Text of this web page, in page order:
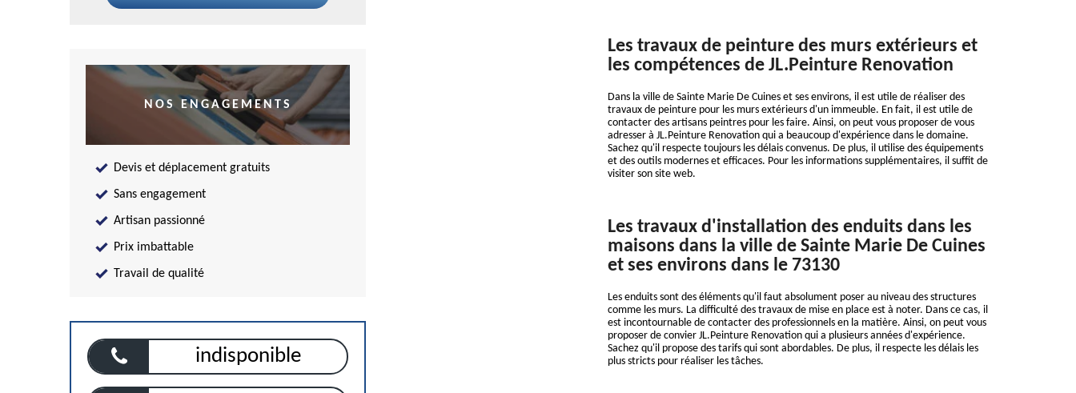
NOS ENGAGEMENTS
Devis et déplacement gratuits
Sans engagement
Artisan passionné
Prix imbattable
Travail de qualité
indisponible
Les travaux de peinture des murs extérieurs et
les compétences de JL.Peinture Renovation
Dans la ville de Sainte Marie De Cuines et ses environs, il est utile de réaliser des
travaux de peinture pour les murs extérieurs d'un immeuble. En fait, il est utile de
contacter des artisans peintres pour les faire. Ainsi, on peut vous proposer de vous
adresser à JL.Peinture Renovation qui a beaucoup d'expérience dans le domaine.
Sachez qu'il respecte toujours les délais convenus. De plus, il utilise des équipements
et des outils modernes et efficaces. Pour les informations supplémentaires, il suffit de
visiter son site web.
Les travaux d'installation des enduits dans les
maisons dans la ville de Sainte Marie De Cuines
et ses environs dans le 73130
Les enduits sont des éléments qu'il faut absolument poser au niveau des structures
comme les murs. La difficulté des travaux de mise en place est à noter. Dans ce cas, il
est incontournable de contacter des professionnels en la matière. Ainsi, on peut vous
proposer de convier JL.Peinture Renovation qui a plusieurs années d'expérience.
Sachez qu'il propose des tarifs qui sont abordables. De plus, il respecte les délais les
plus stricts pour réaliser les tâches.